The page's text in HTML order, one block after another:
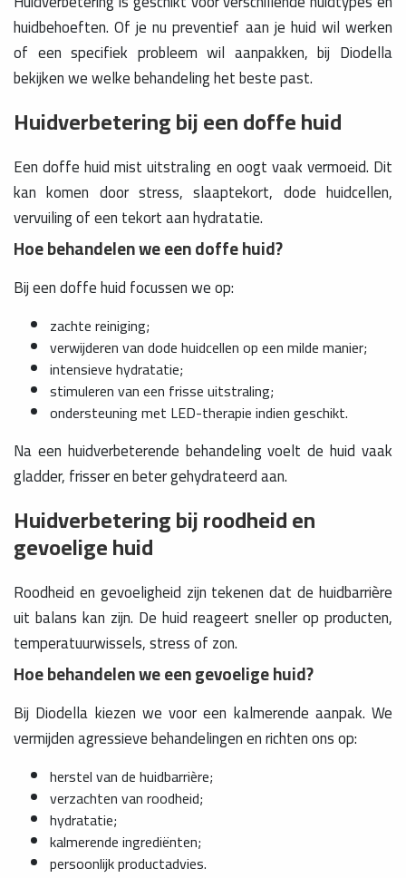
huidbehoeften. Of je nu preventief aan je huid wil werken
of een specifiek probleem wil aanpakken, bij Diodella
bekijken we welke behandeling het beste past.
Huidverbetering bij een doffe huid
Een doffe huid mist uitstraling en oogt vaak vermoeid. Dit
kan komen door stress, slaaptekort, dode huidcellen,
vervuiling of een tekort aan hydratatie.
Hoe behandelen we een doffe huid?
Bij een doffe huid focussen we op:
zachte reiniging;
verwijderen van dode huidcellen op een milde manier;
intensieve hydratatie;
stimuleren van een frisse uitstraling;
ondersteuning met LED-therapie indien geschikt.
Na een huidverbeterende behandeling voelt de huid vaak
gladder, frisser en beter gehydrateerd aan.
Huidverbetering bij roodheid en
gevoelige huid
Roodheid en gevoeligheid zijn tekenen dat de huidbarrière
uit balans kan zijn. De huid reageert sneller op producten,
temperatuurwissels, stress of zon.
Hoe behandelen we een gevoelige huid?
Bij Diodella kiezen we voor een kalmerende aanpak. We
vermijden agressieve behandelingen en richten ons op:
herstel van de huidbarrière;
verzachten van roodheid;
hydratatie;
kalmerende ingrediënten;
persoonlijk productadvies.